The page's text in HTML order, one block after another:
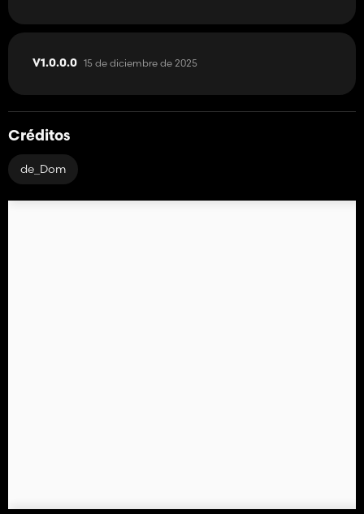
V1.0.0.0 15 de diciembre de 2025
Créditos
de_Dom